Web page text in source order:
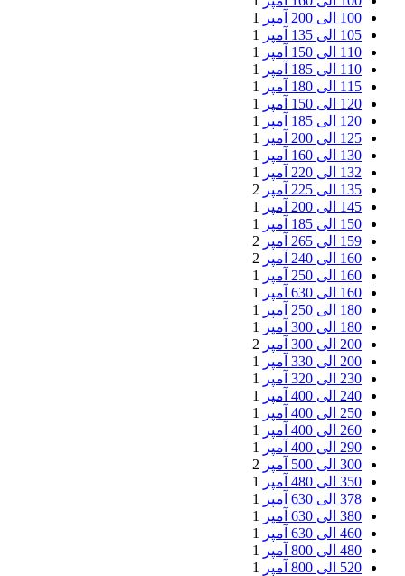
100 الی 200 آمپر
1
105 الی 135 آمپر
1
110 الی 150 آمپر
1
110 الی 185 آمپر
1
115 الی 180 آمپر
1
120 الی 150 آمپر
1
120 الی 185 آمپر
1
125 الی 200 آمپر
1
130 الی 160 آمپر
1
132 الی 220 آمپر
1
135 الی 225 آمپر
2
145 الی 200 آمپر
1
150 الی 185 آمپر
1
159 الی 265 آمپر
2
160 الی 240 آمپر
2
160 الی 250 آمپر
1
160 الی 630 آمپر
1
180 الی 250 آمپر
1
180 الی 300 آمپر
1
200 الی 300 آمپر
2
200 الی 330 آمپر
1
230 الی 320 آمپر
1
240 الی 400 آمپر
1
250 الی 400 آمپر
1
260 الی 400 آمپر
1
290 الی 400 آمپر
1
300 الی 500 آمپر
2
350 الی 480 آمپر
1
378 الی 630 آمپر
1
380 الی 630 آمپر
1
460 الی 630 آمپر
1
480 الی 800 آمپر
1
520 الی 800 آمپر
1